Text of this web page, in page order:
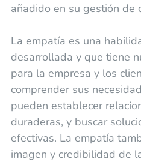
añadido en su gestión de
La empatía es una
desarrollada y que tiene
para la empresa y los
comprender sus
pueden establecer
duraderas, y buscar
efectivas. La empatía
imagen y credibilidad de